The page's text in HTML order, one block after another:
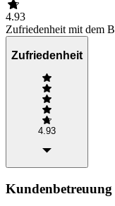
4.93
Zufriedenheit mit dem
Zufriedenheit
4.93
Kundenbetreuung